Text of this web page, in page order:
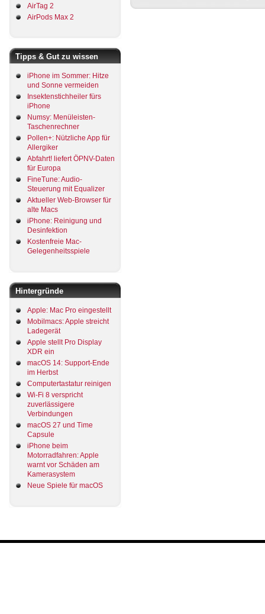
AirTag 2
AirPods Max 2
Tipps & Gut zu wissen
iPhone im Sommer: Hitze
und Sonne vermeiden
Insektenstichheiler fürs
iPhone
Numsy: Menüleisten-
Taschenrechner
Pollen+: Nützliche App für
Allergiker
Abfahrt! liefert ÖPNV-Daten
für Europa
FineTune: Audio-
Steuerung mit Equalizer
Aktueller Web-Browser für
alte Macs
iPhone: Reinigung und
Desinfektion
Kostenfreie Mac-
Gelegenheitsspiele
Hintergründe
Apple: Mac Pro eingestellt
Mobilmacs: Apple streicht
Ladegerät
Apple stellt Pro Display
XDR ein
macOS 14: Support-Ende
im Herbst
Computertastatur reinigen
Wi-Fi 8 verspricht
zuverlässigere
Verbindungen
macOS 27 und Time
Capsule
iPhone beim
Motorradfahren: Apple
warnt vor Schäden am
Kamerasystem
Neue Spiele für macOS